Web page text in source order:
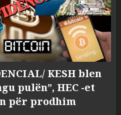
KESH blen
pulën”, HEC -et
për prodhim